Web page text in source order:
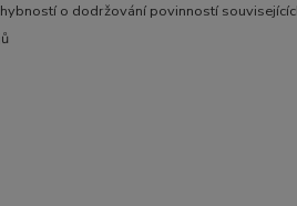
o dodržování povinností